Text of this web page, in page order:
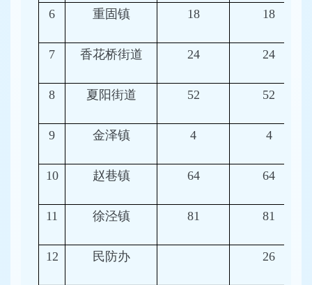
6 重固镇 18 18
7 香花桥街道 24 24
8 夏阳街道 52 52
9 金泽镇 4 4
10 赵巷镇 64 64
11 徐泾镇 81 81
12 民防办 26